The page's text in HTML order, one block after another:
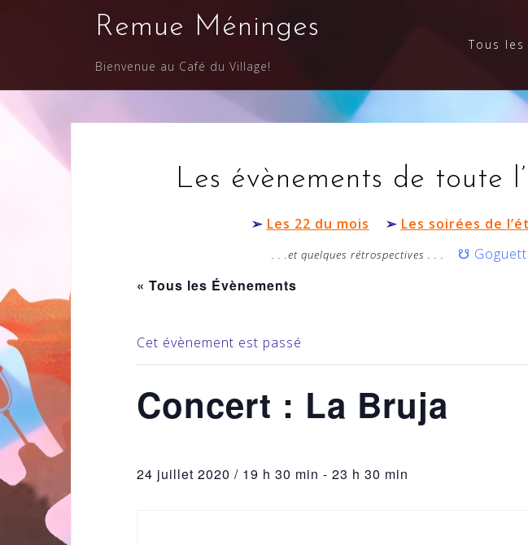
Remue Méninges
Bienvenue au Café du Village!
Tous les
Les évènements de toute
➢ Les 22 du mois ➢ Les soirées de
. . .et quelques rétrospectives . . . ☋
« Tous les Évènements
Cet évènement est passé
Concert : La Bruja
24 juillet 2020 / 19 h 30 min - 23 h 30 min